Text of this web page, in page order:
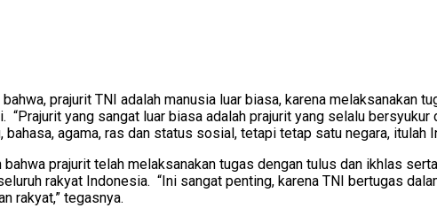
prajurit TNI adalah manusia luar biasa, karena melaksanakan
yang sangat luar biasa adalah prajurit yang selalu
agama, ras dan status sosial, tetapi tetap satu negara, itulah
prajurit telah melaksanakan tugas dengan tulus dan ikhlas
rakyat Indonesia. “Ini sangat penting, karena TNI bertugas
rakyat,” tegasnya.